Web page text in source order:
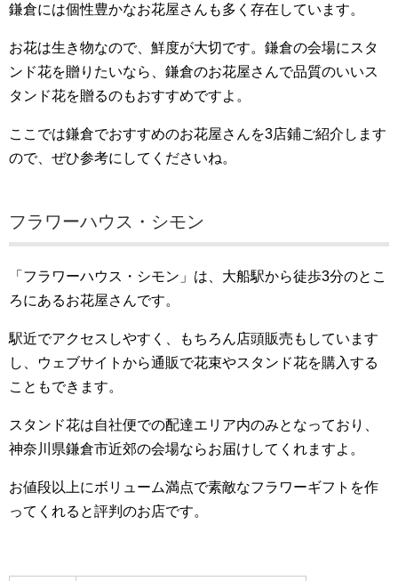
鎌倉には個性豊かなお花屋さんも多く存在しています。
お花は生き物なので、鮮度が大切です。鎌倉の会場にスタ
ンド花を贈りたいなら、鎌倉のお花屋さんで品質のいいス
タンド花を贈るのもおすすめですよ。
ここでは鎌倉でおすすめのお花屋さんを3店鋪ご紹介します
ので、ぜひ参考にしてくださいね。
フラワーハウス・シモン
「フラワーハウス・シモン」は、大船駅から徒歩3分のとこ
ろにあるお花屋さんです。
駅近でアクセスしやすく、もちろん店頭販売もしています
し、ウェブサイトから通販で花束やスタンド花を購入する
こともできます。
スタンド花は自社便での配達エリア内のみとなっており、
神奈川県鎌倉市近郊の会場ならお届けしてくれますよ。
お値段以上にボリューム満点で素敵なフラワーギフトを作
ってくれると評判のお店です。